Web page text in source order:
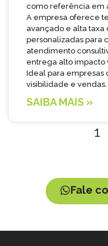
como referência em
A empresa oferece
avançado e alta taxa
personalizadas para
atendimento
entrega alto impacto
Ideal para empresas
visibilidade e vendas.
SAIBA MAIS »
1
Fale